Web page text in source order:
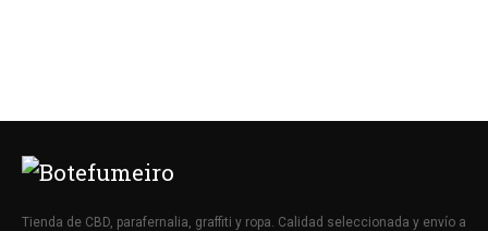
Tienda de CBD, parafernalia, graffiti y ropa. Calidad seleccionada y envío a